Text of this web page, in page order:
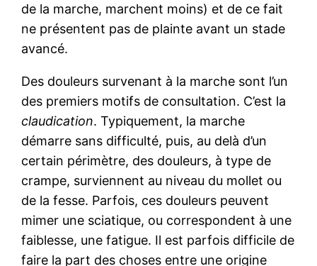
de la marche, marchent moins) et de ce fait
ne présentent pas de plainte avant un stade
avancé.
Des douleurs survenant à la marche sont l’un
des premiers motifs de consultation. C’est la
claudication. Typiquement, la marche
démarre sans difficulté, puis, au delà d’un
certain périmètre, des douleurs, à type de
crampe, surviennent au niveau du mollet ou
de la fesse. Parfois, ces douleurs peuvent
mimer une sciatique, ou correspondent à une
faiblesse, une fatigue. Il est parfois difficile de
faire la part des choses entre une origine